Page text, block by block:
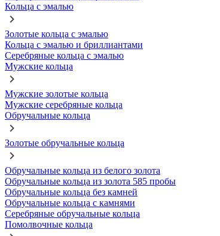
Кольца с эмалью
Золотые кольца с эмалью
Кольца с эмалью и бриллиантами
Серебряные кольца с эмалью
Мужские кольца
Мужские золотые кольца
Мужские серебряные кольца
Обручальные кольца
Золотые обручальные кольца
Обручальные кольца из белого золота
Обручальные кольца из золота 585 пробы
Обручальные кольца без камней
Обручальные кольца с камнями
Серебряные обручальные кольца
Помолвочные кольца